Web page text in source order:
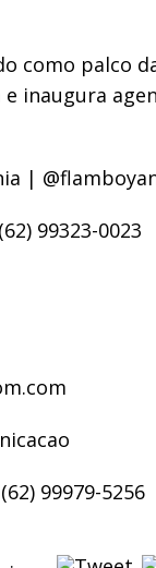
como palco
inaugura
|
99323-0023
99979-5256